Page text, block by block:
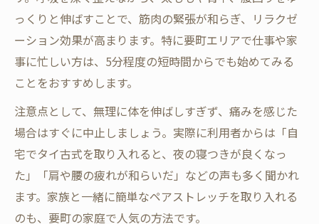
っくりと伸ばすことで、筋肉の緊張が和らぎ、リラクゼ
ーション効果が高まります。特に要町エリアで仕事や家
事に忙しい方は、5分程度の短時間からでも始めてみる
ことをおすすめします。
注意点として、無理に体を伸ばしすぎず、痛みを感じた
場合はすぐに中止しましょう。実際に利用者からは「自
宅でタイ古式を取り入れると、夜の寝つきが良くなっ
た」「肩や腰の疲れが和らいだ」などの声も多く聞かれ
ます。家族と一緒に簡単なペアストレッチを取り入れる
のも、要町の家庭で人気の方法です。